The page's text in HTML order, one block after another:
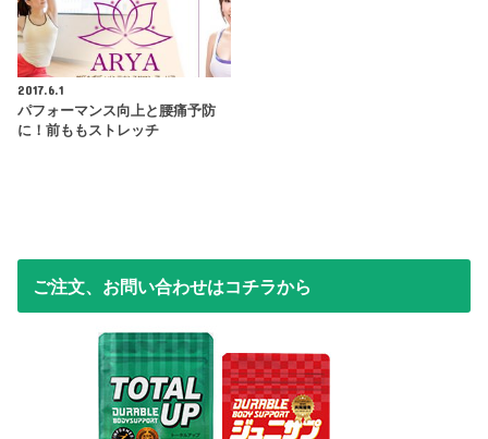
2017.6.1
パフォーマンス向上と腰痛予防
に！前ももストレッチ
ご注文、お問い合わせはコチラから